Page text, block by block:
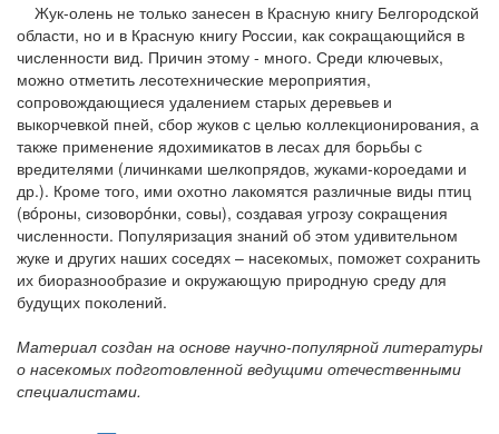
Жук-олень не только занесен в Красную книгу Белгородской
области, но и в Красную книгу России, как сокращающийся в
численности вид. Причин этому - много. Среди ключевых,
можно отметить лесотехнические мероприятия,
сопровождающиеся удалением старых деревьев и
выкорчевкой пней, сбор жуков с целью коллекционирования, а
также применение ядохимикатов в лесах для борьбы с
вредителями (личинками шелкопрядов, жуками-короедами и
др.). Кроме того, ими охотно лакомятся различные виды птиц
(вóроны, сизоворóнки, совы), создавая угрозу сокращения
численности. Популяризация знаний об этом удивительном
жуке и других наших соседях – насекомых, поможет сохранить
их биоразнообразие и окружающую природную среду для
будущих поколений.
Материал создан на основе научно-популярной литературы
о насекомых подготовленной ведущими отечественными
специалистами.